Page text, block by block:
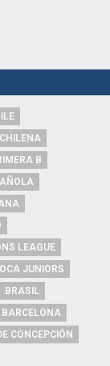
B
LEAGUE
JUNIORS
BRASIL
BARCELONA
CONCEPCIÓN